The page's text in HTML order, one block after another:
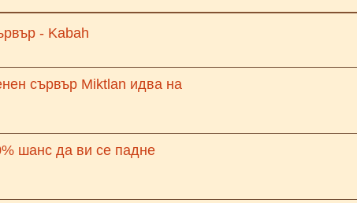
- Kabah
сървър Miktlan идва на
шанс да ви се падне